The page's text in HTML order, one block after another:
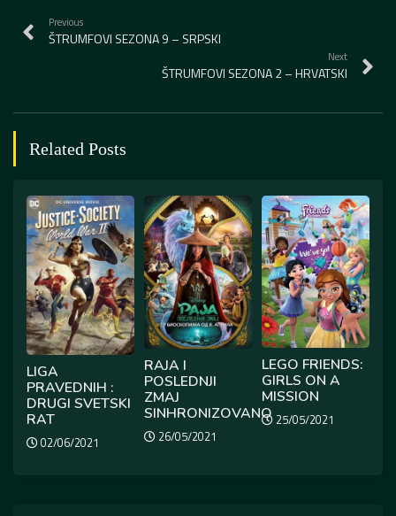
Previous
ŠTRUMFOVI SEZONA 9 – SRPSKI
Next
ŠTRUMFOVI SEZONA 2 – HRVATSKI
Related Posts
LIGA
PRAVEDNIH :
DRUGI SVETSKI
RAT
02/06/2021
RAJA I
POSLEDNJI
ZMAJ
SINHRONIZOVANO
26/05/2021
LEGO FRIENDS:
GIRLS ON A
MISSION
25/05/2021